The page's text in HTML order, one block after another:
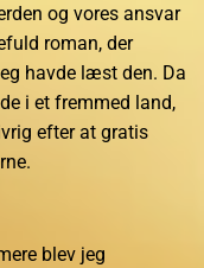
og vores ansvar
roman, der
havde læst den. Da
i et fremmed land,
efter at gratis
blev jeg